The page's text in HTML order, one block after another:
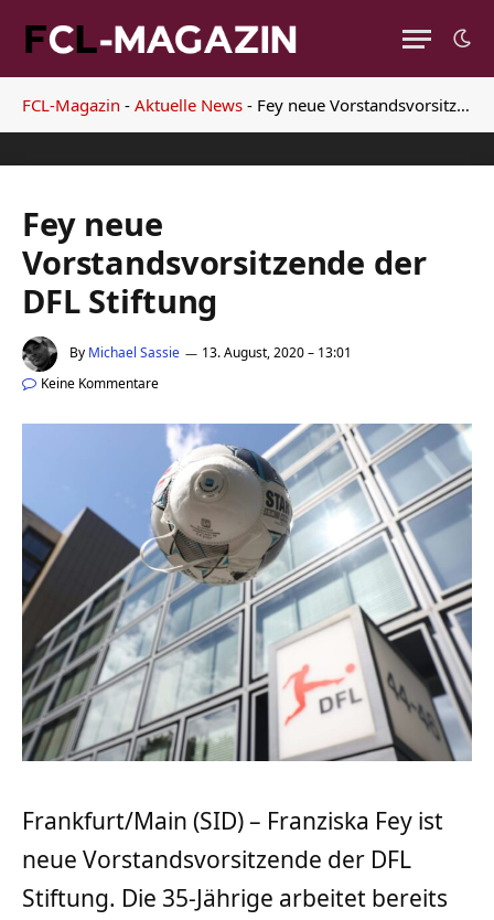
FCL-Magazin - Aktuelle News - Fey neue Vorstandsvorsitzende der DFL Stiftung
Fey neue
Vorstandsvorsitzende der
DFL Stiftung
By Michael Sassie
13. August, 2020 – 13:01
Keine Kommentare
Frankfurt/Main (SID) – Franziska Fey ist
neue Vorstandsvorsitzende der DFL
Stiftung. Die 35-Jährige arbeitet bereits